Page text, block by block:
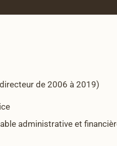
de 2006 à 2019)
administrative et